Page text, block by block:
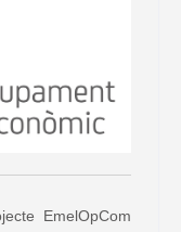
EmelOpCom